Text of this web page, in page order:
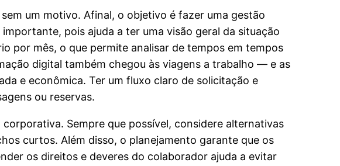
um motivo. Afinal, o objetivo é fazer uma gestão
importante, pois ajuda a ter uma visão geral da situação
por mês, o que permite analisar de tempos em tempos
digital também chegou às viagens a trabalho — e as
e econômica. Ter um fluxo claro de solicitação e
ou reservas.
Sempre que possível, considere alternativas
curtos. Além disso, o planejamento garante que os
os direitos e deveres do colaborador ajuda a evitar